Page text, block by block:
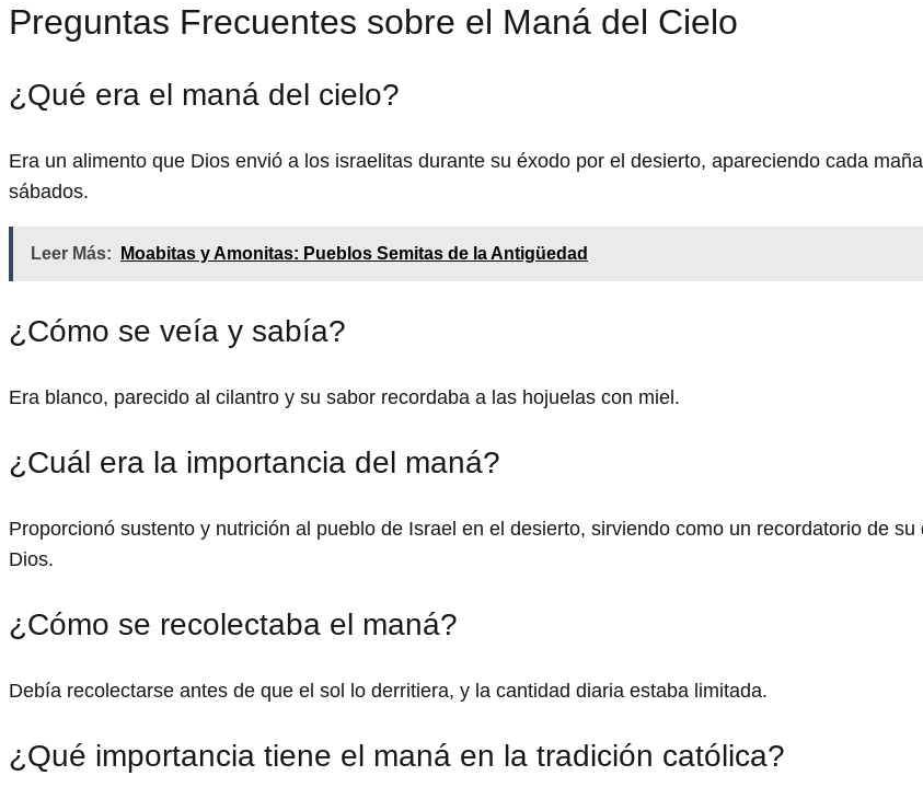
Preguntas Frecuentes sobre el Maná del Cielo
¿Qué era el maná del cielo?
Era un alimento que Dios envió a los israelitas durante su éxodo por el desierto, apareciendo cada
sábados.
Leer Más: Moabitas y Amonitas: Pueblos Semitas de la Antigüedad
¿Cómo se veía y sabía?
Era blanco, parecido al cilantro y su sabor recordaba a las hojuelas con miel.
¿Cuál era la importancia del maná?
Proporcionó sustento y nutrición al pueblo de Israel en el desierto, sirviendo como un recordatorio de su
Dios.
¿Cómo se recolectaba el maná?
Debía recolectarse antes de que el sol lo derritiera, y la cantidad diaria estaba limitada.
¿Qué importancia tiene el maná en la tradición católica?